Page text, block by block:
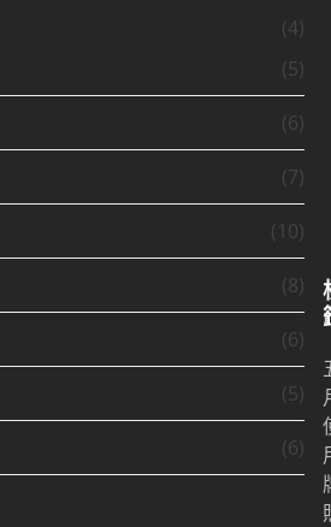
(4)
(5)
(6)
(7)
(10)
(8)
(6)
(5)
(6)